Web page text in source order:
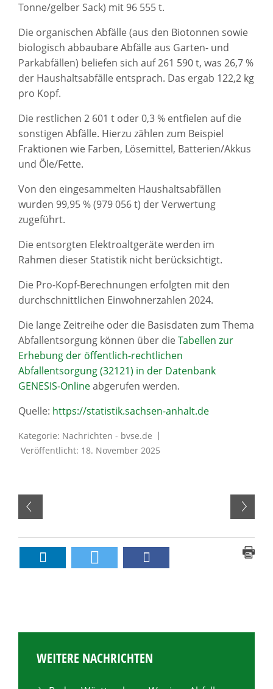
Tonne/gelber Sack) mit 96 555 t.
Die organischen Abfälle (aus den Biotonnen sowie
biologisch abbaubare Abfälle aus Garten- und
Parkabfällen) beliefen sich auf 261 590 t, was 26,7 %
der Haushaltsabfälle entsprach. Das ergab 122,2 kg
pro Kopf.
Die restlichen 2 601 t oder 0,3 % entfielen auf die
sonstigen Abfälle. Hierzu zählen zum Beispiel
Fraktionen wie Farben, Lösemittel, Batterien/Akkus
und Öle/Fette.
Von den eingesammelten Haushaltsabfällen
wurden 99,95 % (979 056 t) der Verwertung
zugeführt.
Die entsorgten Elektroaltgeräte werden im
Rahmen dieser Statistik nicht berücksichtigt.
Die Pro-Kopf-Berechnungen erfolgten mit den
durchschnittlichen Einwohnerzahlen 2024.
Die lange Zeitreihe oder die Basisdaten zum Thema
Abfallentsorgung können über dieTabellen zur
Erhebung der öffentlich-rechtlichen
Abfallentsorgung (32121) in der Datenbank
GENESIS-Onlineabgerufen werden.
Quelle: https://statistik.sachsen-anhalt.de
Kategorie: Nachrichten - bvse.de
Veröffentlicht: 18. November 2025
WEITERE NACHRICHTEN